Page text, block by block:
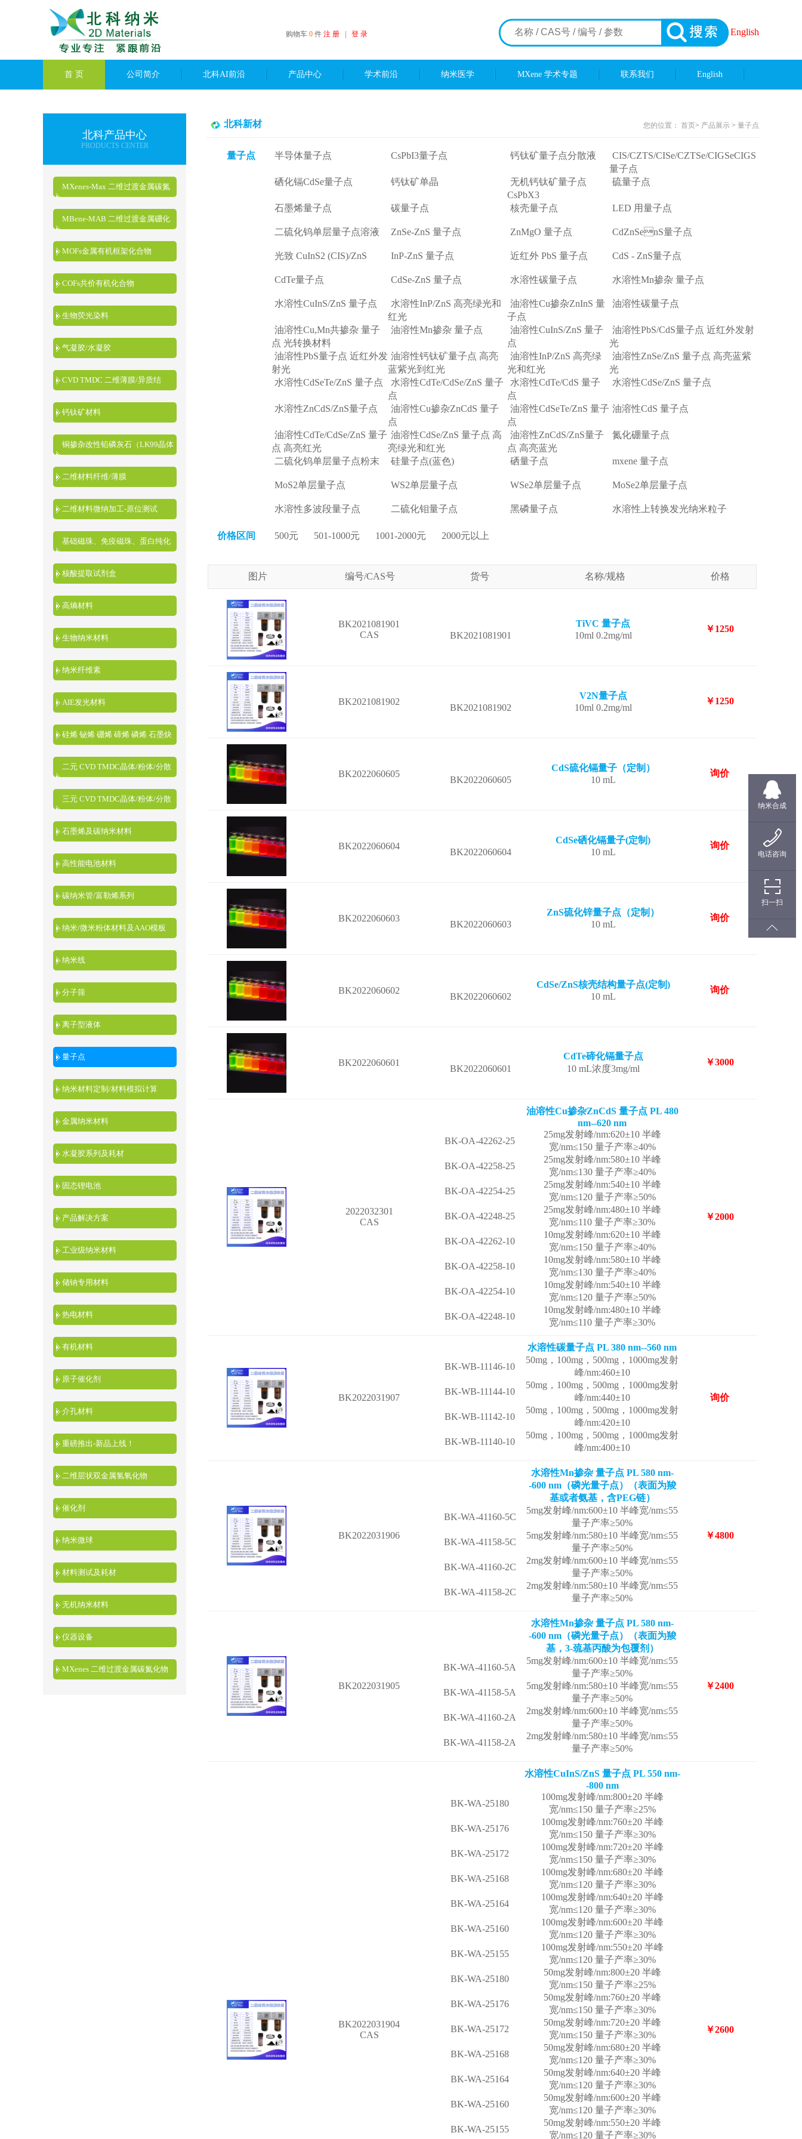
购物车 0 件 注 册 登 录 English
首 页 公司简介 北科AI前沿 产品中心 学术前沿 纳米医学 MXene 学术专题 联系我们 English
北科产品中心
PRODUCTS CENTER
MXenes-Max 二维过渡金属碳氮
化物
MBene-MAB 二维过渡金属硼化
物
MOFs金属有机框架化合物
COFs共价有机化合物
生物荧光染料
气凝胶/水凝胶
CVD TMDC 二维薄膜/异质结
钙钛矿材料
铜掺杂改性铅磷灰石（LK99晶体
粉末）
二维材料纤维/薄膜
二维材料微纳加工-原位测试
基础磁珠、免疫磁珠、蛋白纯化
磁珠、核酸提取磁珠
核酸提取试剂盒
高熵材料
生物纳米材料
纳米纤维素
AIE发光材料
硅烯 铋烯 硼烯 碲烯 磷烯 石墨炔
二元 CVD TMDC晶体/粉体/分散
液
三元 CVD TMDC晶体/粉体/分散
液
石墨烯及碳纳米材料
高性能电池材料
碳纳米管/富勒烯系列
纳米/微米粉体材料及AAO模板
纳米线
分子筛
离子型液体
量子点
纳米材料定制/材料模拟计算
金属纳米材料
水凝胶系列及耗材
固态锂电池
产品解决方案
工业级纳米材料
储钠专用材料
热电材料
有机材料
原子催化剂
介孔材料
重磅推出-新品上线！
二维层状双金属氢氧化物
催化剂
纳米微球
材料测试及耗材
无机纳米材料
仪器设备
MXenes 二维过渡金属碳氮化物
北科新材 您的位置： 首页> 产品展示 > 量子点
量子点 半导体量子点 CsPbI3量子点 钙钛矿量子点分散液
CIS/CZTS/CISe/CZTSe/CIGSeCIGS
量子点
硒化镉CdSe量子点
钙钛矿单晶
无机钙钛矿量子点
CsPbX3
硫量子点
石墨烯量子点 碳量子点 核壳量子点 LED 用量子点
二硫化钨单层量子点溶液 ZnSe-ZnS 量子点 ZnMgO 量子点 CdZnSenS量子点
光致 CuInS2 (CIS)/ZnS InP-ZnS 量子点 近红外 PbS 量子点 CdS - ZnS量子点
CdTe量子点 CdSe-ZnS 量子点 水溶性碳量子点 水溶性Mn掺杂 量子点
水溶性CuInS/ZnS 量子点
水溶性InP/ZnS 高亮绿光和
红光
油溶性Cu掺杂ZnInS 量
子点
油溶性碳量子点
油溶性Cu,Mn共掺杂 量子
点 光转换材料
油溶性Mn掺杂 量子点
油溶性CuInS/ZnS 量子
点
油溶性PbS/CdS量子点 近红外发射
光
油溶性PbS量子点 近红外发
射光
油溶性钙钛矿量子点 高亮
蓝紫光到红光
油溶性InP/ZnS 高亮绿
光和红光
油溶性ZnSe/ZnS 量子点 高亮蓝紫
光
水溶性CdSeTe/ZnS 量子点
水溶性CdTe/CdSe/ZnS 量子
点
水溶性CdTe/CdS 量子
点
水溶性CdSe/ZnS 量子点
水溶性ZnCdS/ZnS量子点
油溶性Cu掺杂ZnCdS 量子
点
油溶性CdSeTe/ZnS 量子
点
油溶性CdS 量子点
油溶性CdTe/CdSe/ZnS 量子
点 高亮红光
油溶性CdSe/ZnS 量子点 高
亮绿光和红光
油溶性ZnCdS/ZnS量子
点 高亮蓝光
氮化硼量子点
二硫化钨单层量子点粉末 硅量子点(蓝色) 硒量子点 mxene 量子点
MoS2单层量子点 WS2单层量子点 WSe2单层量子点 MoSe2单层量子点
水溶性多波段量子点 二硫化钼量子点 黑磷量子点 水溶性上转换发光纳米粒子
价格区间 500元 501-1000元 1001-2000元 2000元以上
图片 编号/CAS号 货号 名称/规格 价格
BK2021081901
CAS
TiVC 量子点
BK2021081901
10ml 0.2mg/ml
￥1250
BK2021081902
V2N量子点
BK2021081902
10ml 0.2mg/ml
￥1250
BK2022060605
CdS硫化镉量子（定制）
BK2022060605
10 mL
询价
BK2022060604
CdSe硒化镉量子(定制)
BK2022060604
10 mL
询价
BK2022060603
ZnS硫化锌量子点（定制）
BK2022060603
10 mL
询价
BK2022060602
CdSe/ZnS核壳结构量子点(定制)
BK2022060602
10 mL
询价
BK2022060601
CdTe碲化镉量子点
BK2022060601
10 mL浓度3mg/ml
￥3000
2022032301
CAS
油溶性Cu掺杂ZnCdS 量子点 PL 480
nm--620 nm
BK-OA-42262-25
25mg发射峰/nm:620±10 半峰
宽/nm≤150 量子产率≥40%
BK-OA-42258-25
25mg发射峰/nm:580±10 半峰
宽/nm≤130 量子产率≥40%
BK-OA-42254-25
25mg发射峰/nm:540±10 半峰
宽/nm≤120 量子产率≥50%
BK-OA-42248-25
25mg发射峰/nm:480±10 半峰
宽/nm≤110 量子产率≥30%
BK-OA-42262-10
10mg发射峰/nm:620±10 半峰
宽/nm≤150 量子产率≥40%
BK-OA-42258-10
10mg发射峰/nm:580±10 半峰
宽/nm≤130 量子产率≥40%
BK-OA-42254-10
10mg发射峰/nm:540±10 半峰
宽/nm≤120 量子产率≥50%
BK-OA-42248-10
10mg发射峰/nm:480±10 半峰
宽/nm≤110 量子产率≥30%
￥2000
BK2022031907
水溶性碳量子点 PL 380 nm--560 nm
BK-WB-11146-10
50mg，100mg，500mg，1000mg发射
峰/nm:460±10
BK-WB-11144-10
50mg，100mg，500mg，1000mg发射
峰/nm:440±10
BK-WB-11142-10
50mg，100mg，500mg，1000mg发射
峰/nm:420±10
BK-WB-11140-10
50mg，100mg，500mg，1000mg发射
峰/nm:400±10
询价
BK2022031906
水溶性Mn掺杂 量子点 PL 580 nm-
-600 nm（磷光量子点）（表面为羧
基或者氨基，含PEG链）
BK-WA-41160-5C
5mg发射峰/nm:600±10 半峰宽/nm≤55
量子产率≥50%
BK-WA-41158-5C
5mg发射峰/nm:580±10 半峰宽/nm≤55
量子产率≥50%
BK-WA-41160-2C
2mg发射峰/nm:600±10 半峰宽/nm≤55
量子产率≥50%
BK-WA-41158-2C
2mg发射峰/nm:580±10 半峰宽/nm≤55
量子产率≥50%
￥4800
BK2022031905
水溶性Mn掺杂 量子点 PL 580 nm-
-600 nm（磷光量子点）（表面为羧
基，3-巯基丙酸为包覆剂）
BK-WA-41160-5A
5mg发射峰/nm:600±10 半峰宽/nm≤55
量子产率≥50%
BK-WA-41158-5A
5mg发射峰/nm:580±10 半峰宽/nm≤55
量子产率≥50%
BK-WA-41160-2A
2mg发射峰/nm:600±10 半峰宽/nm≤55
量子产率≥50%
BK-WA-41158-2A
2mg发射峰/nm:580±10 半峰宽/nm≤55
量子产率≥50%
￥2400
BK2022031904
CAS
水溶性CuInS/ZnS 量子点 PL 550 nm-
-800 nm
BK-WA-25180
100mg发射峰/nm:800±20 半峰
宽/nm≤150 量子产率≥25%
BK-WA-25176
100mg发射峰/nm:760±20 半峰
宽/nm≤150 量子产率≥30%
BK-WA-25172
100mg发射峰/nm:720±20 半峰
宽/nm≤150 量子产率≥30%
BK-WA-25168
100mg发射峰/nm:680±20 半峰
宽/nm≤120 量子产率≥30%
BK-WA-25164
100mg发射峰/nm:640±20 半峰
宽/nm≤120 量子产率≥30%
BK-WA-25160
100mg发射峰/nm:600±20 半峰
宽/nm≤120 量子产率≥30%
BK-WA-25155
100mg发射峰/nm:550±20 半峰
宽/nm≤120 量子产率≥30%
BK-WA-25180
50mg发射峰/nm:800±20 半峰
宽/nm≤150 量子产率≥25%
BK-WA-25176
50mg发射峰/nm:760±20 半峰
宽/nm≤150 量子产率≥30%
BK-WA-25172
50mg发射峰/nm:720±20 半峰
宽/nm≤150 量子产率≥30%
BK-WA-25168
50mg发射峰/nm:680±20 半峰
宽/nm≤120 量子产率≥30%
BK-WA-25164
50mg发射峰/nm:640±20 半峰
宽/nm≤120 量子产率≥30%
BK-WA-25160
50mg发射峰/nm:600±20 半峰
宽/nm≤120 量子产率≥30%
BK-WA-25155
50mg发射峰/nm:550±20 半峰
宽/nm≤120 量子产率≥30%
￥2600
纳米合成
电话咨询
扫一扫